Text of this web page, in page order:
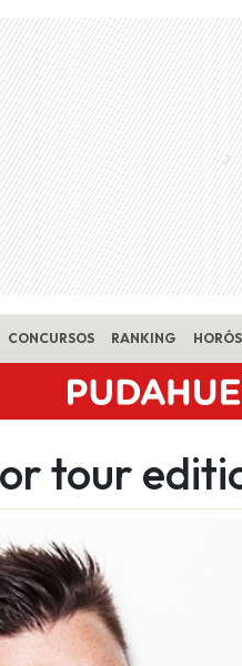
CONCURSOS RANKING
tour